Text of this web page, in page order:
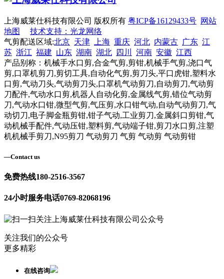
上海威莱仕科技有限公司 版权所有 粤ICP备16129433号 网站
地图
技术支持：光龙网络
气剪配送区域:北京 天津 上海 重庆 河北 内蒙古 广东 江
苏 浙江 福建 山东 湖南 湖北 四川 河南 安徽 江西
产品别称：机械手水口剪,合金气剪,剪钳,机械手气剪,浇口气
剪,口罩机剪刀,剪切工具,自动化气剪,剪刀头,平口虎钳,塑料水
口剪,气动刀头,气动剪刀头,口罩机气动剪刀,自动剪刀,气动剪
刀配件,气动水口剪,机器人自动化剪,金属线气剪,错位气动剪
刀,气动水口钳,微型气剪,气压剪,水口钳气动,自动气动剪刀,气
动切刀,电子脚金瓶剪钳,钳子气动,工业剪刀,金属斜口剪钳,气
动机械手配件,气动压钳,塑料剪,气动端子钳,剪刀水口剪,注塑
机机械手剪刀,N95剪刀 气动剪刀 气剪 气动剪 气动剪钳
—Contact us
免费热线180-2516-3567
24小时服务电话0769-82068196
关注我们的公众号
更多精彩
在线咨询